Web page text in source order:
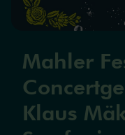
Mahler
Klaus